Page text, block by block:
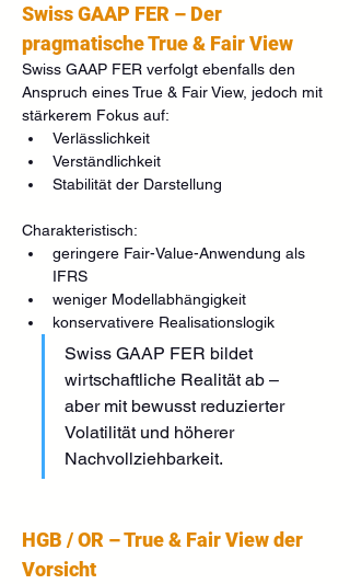
Swiss GAAP FER – Der
pragmatische True & Fair View
Swiss GAAP FER verfolgt ebenfalls den
Anspruch eines True & Fair View, jedoch mit
stärkerem Fokus auf:
Verlässlichkeit
Verständlichkeit
Stabilität der Darstellung
Charakteristisch:
geringere Fair-Value-Anwendung als
IFRS
weniger Modellabhängigkeit
konservativere Realisationslogik
Swiss GAAP FER bildet
wirtschaftliche Realität ab –
aber mit bewusst reduzierter
Volatilität und höherer
Nachvollziehbarkeit.
HGB / OR – True & Fair View der
Vorsicht